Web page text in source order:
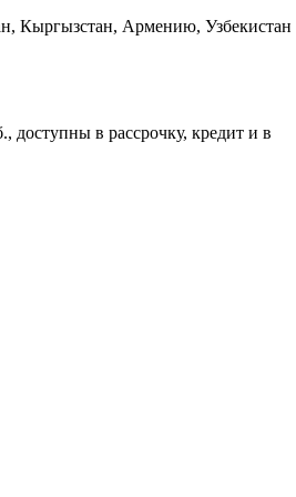
Кыргызстан, Армению, Узбекистан
доступны в рассрочку, кредит и в